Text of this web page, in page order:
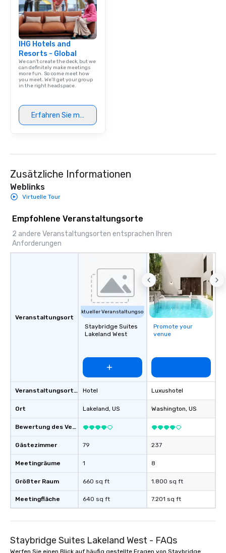
IHG Hotels and
Resorts - Global
We can't create the deck, but we
can definitely make meetings
more fun. So come meet how
you meet. We'll get your group
in the right headspace.
Erfahren Sie mehr
Zusätzliche Informationen
Weblinks
Virtuelle Tour
Empfohlene Veranstaltungsorte
2 andere Veranstaltungsorten entsprachen Ihren
Anforderungen
Veranstaltungsort
Veranstaltungsortstyp
Ort
Bewertung des Veranstaltungsortes
Gästezimmer
Meetingräume
Größter Raum
Meetingfläche
Aktueller Veranstaltungsort
Staybridge Suites
Lakeland West
Hotel
Lakeland, US
79
1
660 sq ft
640 sq ft
Promote your
venue
Luxushotel
Washington, US
237
8
1.800 sq ft
7.201 sq ft
Staybridge Suites Lakeland West - FAQs
Werfen Sie einen Blick auf häufig gestellte Fragen von Staybridge